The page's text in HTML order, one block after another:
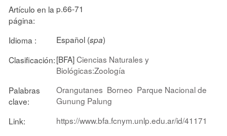
Artículo en la
página:
p.66-71
Idioma : Español (spa)
Clasificación:[BFA]Ciencias Naturales y
Biológicas:Zoología
Palabras
clave:
Orangutanes Borneo Parque Nacional de
Gunung Palung
Link:
https://www.bfa.fcnym.unlp.edu.ar/id/41171